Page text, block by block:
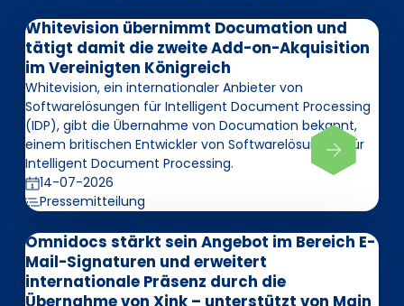
Whitevision übernimmt Documation und
tätigt damit die zweite Add-on-Akquisition
im Vereinigten Königreich
Whitevision, ein internationaler Anbieter von
Softwarelösungen für Intelligent Document Processing
(IDP), gibt die Übernahme von Documation bekannt,
einem britischen Entwickler von Softwarelösungen für
Intelligent Document Processing.
14-07-2026
Pressemitteilung
Omnidocs stärkt sein Angebot im Bereich E-
Mail-Signaturen und erweitert
internationale Präsenz durch die